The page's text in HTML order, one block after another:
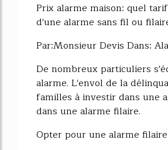
Prix alarme maison: quel
d'une alarme sans fil ou
Par:Monsieur Devis Dans:
De nombreux particuliers
alarme. L'envol de la
familles à investir dans une
dans une alarme filaire.
Opter pour une alarme